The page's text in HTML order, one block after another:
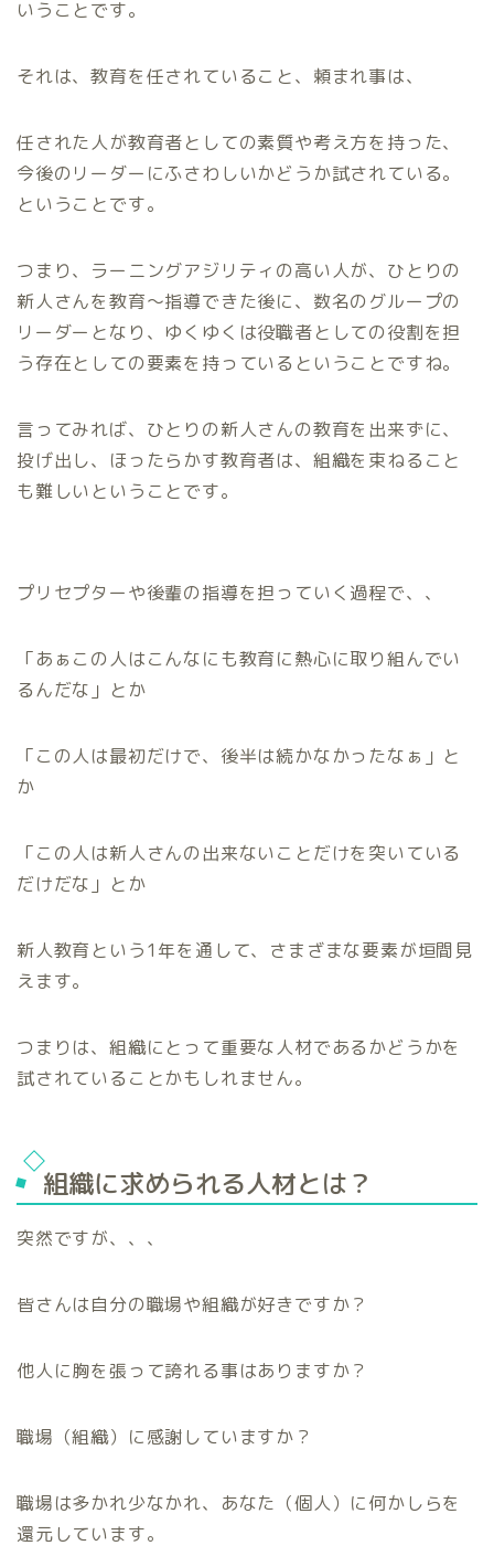
いうことです。
それは、教育を任されていること、頼まれ事は、
任された人が教育者としての素質や考え方を持った、
今後のリーダーにふさわしいかどうか試されている。
ということです。
つまり、ラーニングアジリティの高い人が、ひとりの
新人さんを教育～指導できた後に、数名のグループの
リーダーとなり、ゆくゆくは役職者としての役割を担
う存在としての要素を持っているということですね。
言ってみれば、ひとりの新人さんの教育を出来ずに、
投げ出し、ほったらかす教育者は、組織を束ねること
も難しいということです。
プリセプターや後輩の指導を担っていく過程で、、
「あぁこの人はこんなにも教育に熱心に取り組んでい
るんだな」とか
「この人は最初だけで、後半は続かなかったなぁ」と
か
「この人は新人さんの出来ないことだけを突いている
だけだな」とか
新人教育という1年を通して、さまざまな要素が垣間見
えます。
つまりは、組織にとって重要な人材であるかどうかを
試されていることかもしれません。
組織に求められる人材とは？
突然ですが、、、
皆さんは自分の職場や組織が好きですか？
他人に胸を張って誇れる事はありますか？
職場（組織）に感謝していますか？
職場は多かれ少なかれ、あなた（個人）に何かしらを
還元しています。